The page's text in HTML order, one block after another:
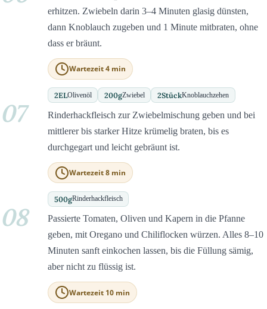
erhitzen. Zwiebeln darin 3–4 Minuten glasig dünsten,
dann Knoblauch zugeben und 1 Minute mitbraten, ohne
dass er bräunt.
Wartezeit 4 min
2ELOlivenöl 200gZwiebel 2StückKnoblauchzehen
07
Rinderhackfleisch zur Zwiebelmischung geben und bei
mittlerer bis starker Hitze krümelig braten, bis es
durchgegart und leicht gebräunt ist.
Wartezeit 8 min
500gRinderhackfleisch
08
Passierte Tomaten, Oliven und Kapern in die Pfanne
geben, mit Oregano und Chiliflocken würzen. Alles 8–10
Minuten sanft einkochen lassen, bis die Füllung sämig,
aber nicht zu flüssig ist.
Wartezeit 10 min